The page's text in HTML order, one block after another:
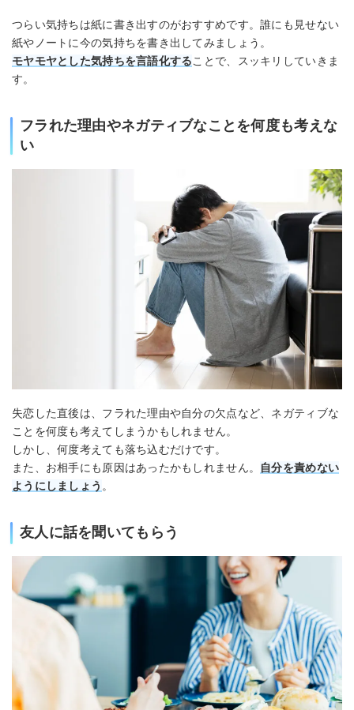
つらい気持ちは紙に書き出すのがおすすめです。誰にも見せない
紙やノートに今の気持ちを書き出してみましょう。
モヤモヤとした気持ちを言語化することで、スッキリしていきま
す。
フラれた理由やネガティブなことを何度も考えな
い
失恋した直後は、フラれた理由や自分の欠点など、ネガティブな
ことを何度も考えてしまうかもしれません。
しかし、何度考えても落ち込むだけです。
また、お相手にも原因はあったかもしれません。
自分を責めない
ようにしましょう 。
友人に話を聞いてもらう